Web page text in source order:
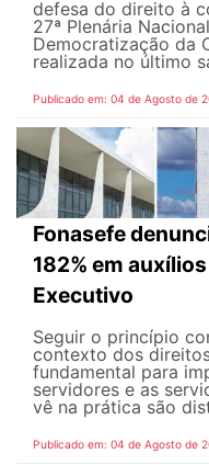
defesa do direito à
27ª Plenária
Democratização da
realizada no último
Publicado em: 04 de Agosto de
Fonasefe
182% em
Executivo
Seguir o princípio
contexto dos
fundamental para
servidores e as
vê na prática são
Publicado em: 04 de Agosto de